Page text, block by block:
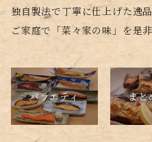
独自製法で丁寧に仕上げた逸品
ご家庭で「菜々家の味」を是
バラエティ まと